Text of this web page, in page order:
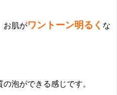
お肌がワントーン明るく な
泡ができる感じです。